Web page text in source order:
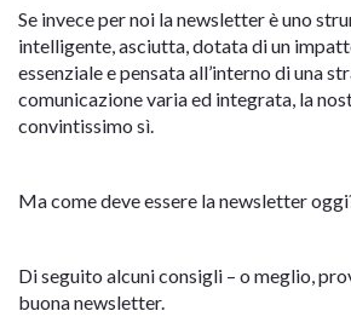
Se invece per noi la newsletter è uno
intelligente, asciutta, dotata di un
essenziale e pensata all’interno di una
comunicazione varia ed integrata, la
convintissimo sì.
Ma come deve essere la newsletter
Di seguito alcuni consigli – o meglio,
buona newsletter.